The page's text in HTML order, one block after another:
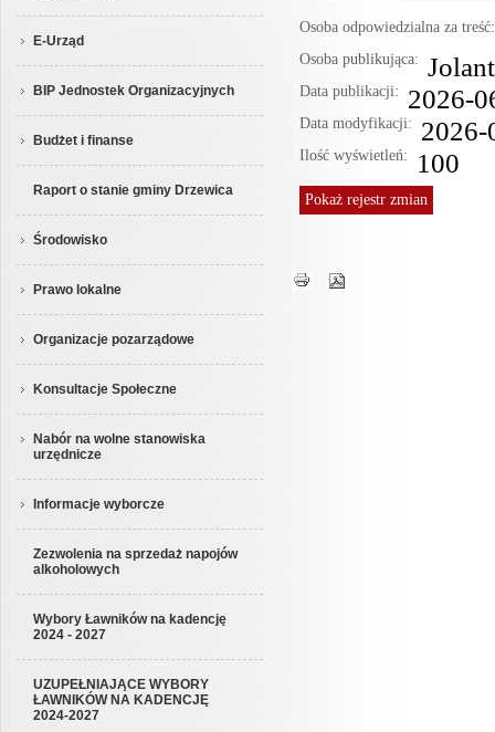
E-Urząd
BIP Jednostek Organizacyjnych
Budżet i finanse
Raport o stanie gminy Drzewica
Środowisko
Prawo lokalne
Organizacje pozarządowe
Konsultacje Społeczne
Nabór na wolne stanowiska
urzędnicze
Informacje wyborcze
Zezwolenia na sprzedaż napojów
alkoholowych
Wybory Ławników na kadencję
2024 - 2027
UZUPEŁNIAJĄCE WYBORY
ŁAWNIKÓW NA KADENCJĘ
2024-2027
Osoba odpowiedzialna za
Osoba publikująca:
Data publikacji: 2026-
Data modyfikacji: 2026-
Ilość wyświetleń: 100
Pokażrejestr zmian